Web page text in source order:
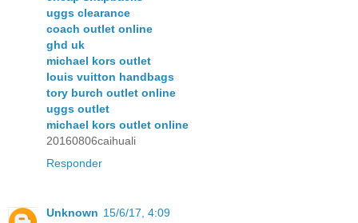
uggs clearance
coach outlet online
ghd uk
michael kors outlet
louis vuitton handbags
tory burch outlet online
uggs outlet
michael kors outlet online
20160806caihuali
Responder
Unknown 15/6/17, 4:09